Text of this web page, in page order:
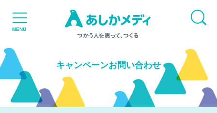
MENU TOP
キャンペーンお問い合わせ